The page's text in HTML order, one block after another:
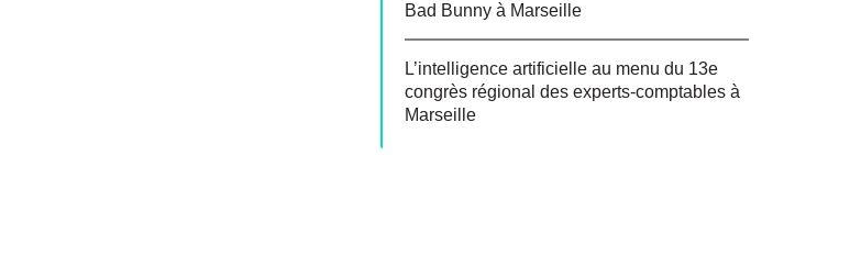
Bad Bunny à Marseille
L’intelligence artificielle au menu du 13e
congrès régional des experts-comptables à
Marseille